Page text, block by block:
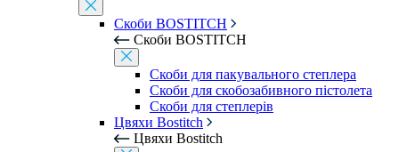
Скоби BOSTITCH
Скоби BOSTITCH
Скоби для пакувального степлера
Скоби для скобозабивного пістолета
Скоби для степлерів
Цвяхи Bostitch
Цвяхи Bostitch